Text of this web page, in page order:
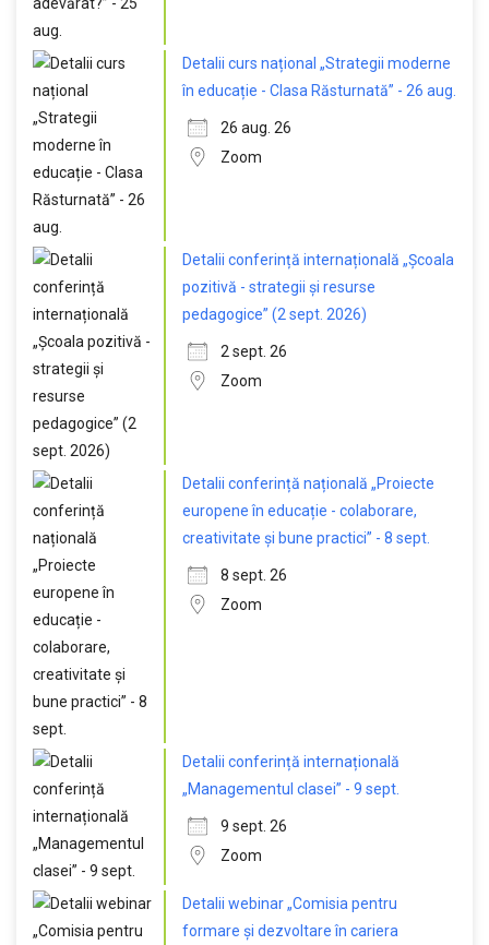
Detalii curs național „Strategii moderne
în educație - Clasa Răsturnată” - 26 aug.
26 aug. 26
Zoom
Detalii conferință internațională „Școala
pozitivă - strategii și resurse
pedagogice” (2 sept. 2026)
2 sept. 26
Zoom
Detalii conferință națională „Proiecte
europene în educație - colaborare,
creativitate și bune practici” - 8 sept.
8 sept. 26
Zoom
Detalii conferință internațională
„Managementul clasei” - 9 sept.
9 sept. 26
Zoom
Detalii webinar „Comisia pentru
formare și dezvoltare în cariera